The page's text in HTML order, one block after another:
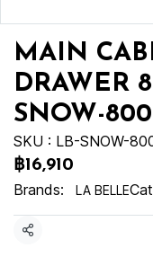
MAIN
DRAWER
SNOW-
SKU : LB-SNOW-
฿16,910
Brands:
LA BELLE
Share